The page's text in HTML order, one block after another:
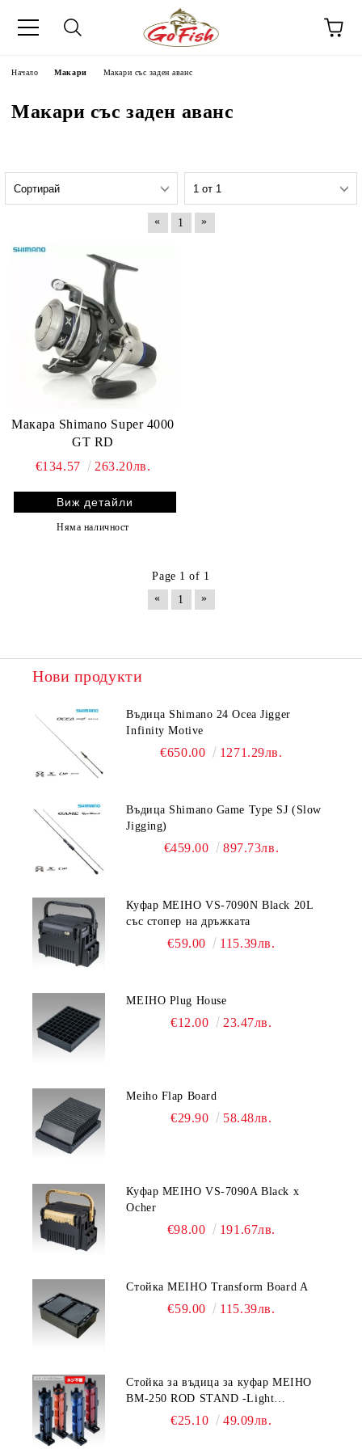
Начало Макари Макари със заден аванс
Макари със заден аванс
« 1 »
Макара Shimano Super 4000
GT RD
€134.57
263.20лв.
Виж детайли
Няма наличност
Page 1 of 1
«
1 »
Нови продукти
Въдица Shimano 24 Ocea Jigger
Infinity Motive
€650.00 1271.29лв.
Въдица Shimano Game Type SJ (Slow
Jigging)
€459.00 897.73лв.
Куфар MEIHO VS-7090N Black 20L
със стопер на дръжката
€59.00 115.39лв.
MEIHO Plug House
€12.00 23.47лв.
Meiho Flap Board
€29.90 58.48лв.
Куфар MEIHO VS-7090A Black x
Ocher
€98.00 191.67лв.
Стойка MEIHO Transform Board A
€59.00 115.39лв.
Стойка за въдица за куфар MEIHO
BM-250 ROD STAND -Light
Blue/Black color
€25.10 49.09лв.